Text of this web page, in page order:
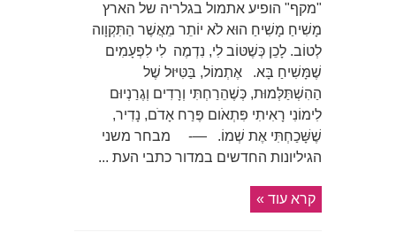
"מקף" הופיע אתמול בגלריה של הארץ
מָשִׁיחַ מָשִׁיחַ הוּא לֹא יוֹתֵר מֵאֲשֶׁר הַתִּקְוָוה
לְטוֹב. לָכֵן כְּשֶׁטּוֹב לִי, נִדְמֶה לִי לִפְעָמִים
שֶׁמָּשִׁיחַ בָּא. אֶתְמוֹל, בַּטִּיּוּל שֶׁל
הַהִשְׁתַּלְּמוּת, כְּשֶׁהֵרַחְתִּי וְרָדִים וְגֶרַנְיוּם
לִימוֹנִי רָאִיתִי פִּתְאֹום פֶּרַח אָדֹם, נָדִיר,
שֶׁשָּׁכַחְתִּי אֶת שְׁמוֹ. —- מבחר משני
הגיליונות החדשים במדור כתבי העת ...
קרא עוד »